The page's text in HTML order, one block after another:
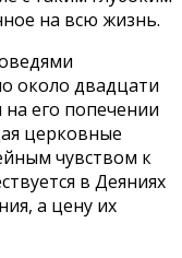
на всю жизнь.
около двадцати
его попечении
церковные
чувством к
в Деяниях
а цену их